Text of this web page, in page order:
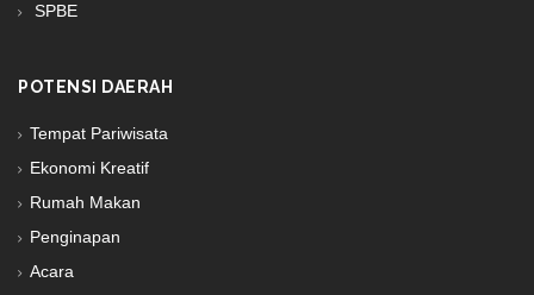
SPBE
POTENSI DAERAH
Tempat Pariwisata
Ekonomi Kreatif
Rumah Makan
Penginapan
Acara